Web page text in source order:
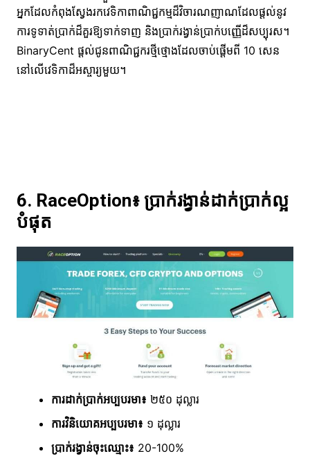
អ្នកដែលកំពុងស្វែងរកវេទិកាពាណិជ្ជកម្មដ៏វិចារណញាណដែលផ្តល់នូវ
ការទូទាត់ប្រាក់ដ៏គួរឱ្យទាក់ទាញ និងប្រាក់រង្វាន់ប្រាក់បញ្ញើដ៏សប្បុរស។
BinaryCent ផ្តល់ជូនពាណិជ្ជករថ្មីថ្មោងដែលចាប់ផ្តើមពី 10 សេន
នៅលើវេទិកាដ៏អស្ចារ្យមួយ។
6. RaceOption៖ ប្រាក់រង្វាន់ដាក់ប្រាក់ល្អ
បំផុត
ការដាក់ប្រាក់អប្បបរមា៖ ២៥០ ដុល្លារ
ការវិនិយោគអប្បបរមា៖ ១ ដុល្លារ
ប្រាក់រង្វាន់ចុះឈ្មោះ៖ 20-100%